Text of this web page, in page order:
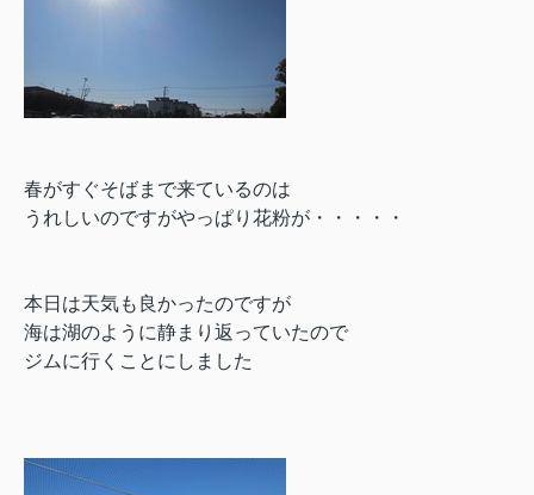
春がすぐそばまで来ているのは
うれしいのですがやっぱり花粉が・・・・・
本日は天気も良かったのですが
海は湖のように静まり返っていたので
ジムに行くことにしました